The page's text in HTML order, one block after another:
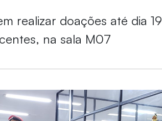
realizar doações até dia
na sala M07